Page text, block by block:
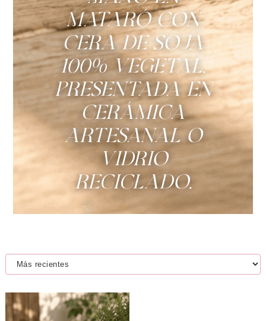
Mataró con
cera de soja
100% vegetal,
presentada en
cerámica
artesanal o
vidrio
reciclado.